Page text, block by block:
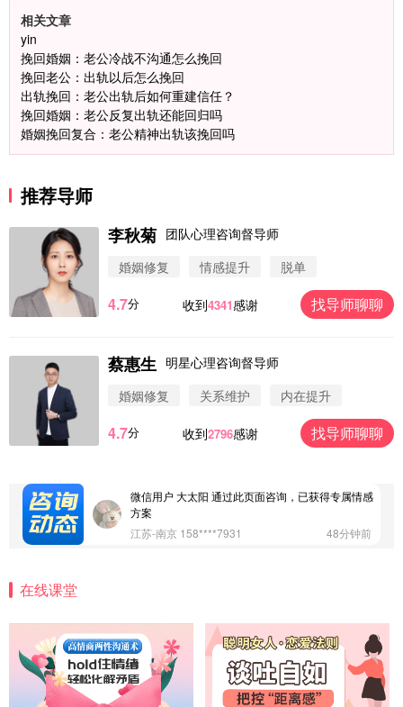
相关文章
yin
挽回婚姻：老公冷战不沟通怎么挽回
挽回老公：出轨以后怎么挽回
出轨挽回：老公出轨后如何重建信任？
挽回婚姻：老公反复出轨还能回归吗
婚姻挽回复合：老公精神出轨该挽回吗
推荐导师
李秋菊 团队心理咨询督导师
婚姻修复
情感提升 脱单
4.7分 收到4341感谢 找导师聊聊
蔡惠生 明星心理咨询督导师
婚姻修复
关系维护 内在提升
4.7分 收到2796感谢 找导师聊聊
微信用户 圆圈 通过此页面咨询，已获得专属情感方
案
微信用户 Vnno 通过此页面咨询，已获得专属情感方
微信用户 大太阳 通过此页面咨询，已获得专属情感
方案
江苏-南京 158****7931
48分钟前
情感方案
北京-朝阳 151****3189
22分钟前
微信用户 巧?媚儿 通过此页面咨询，已获得专属情感
方案
在线课堂